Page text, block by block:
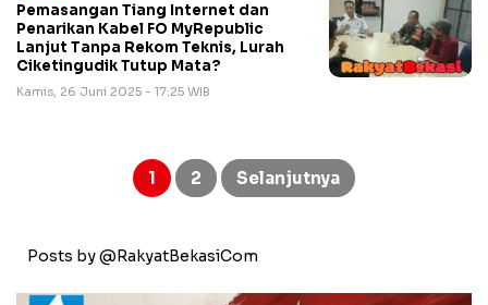
Pemasangan Tiang Internet dan
Penarikan Kabel FO MyRepublic
Lanjut Tanpa Rekom Teknis, Lurah
Ciketingudik Tutup Mata?
Kamis, 26 Juni 2025 - 17:25 WIB
Paginasi
1 2 Selanjutnya
Posts by @RakyatBekasiCom